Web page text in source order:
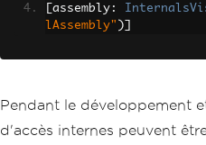
assembly :
lAssembly" )]
Pendant le développement
d'accès internes peuvent